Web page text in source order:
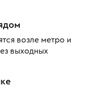
возле метро и
выходных